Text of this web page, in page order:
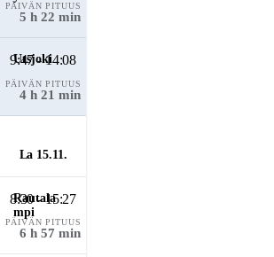
PÄIVÄN PITUUS
5 h 22 min
9:47 - 14:08
PÄIVÄN PITUUS
4 h 21 min
La 15.11.
8:30 - 15:27
PÄIVÄN PITUUS
6 h 57 min